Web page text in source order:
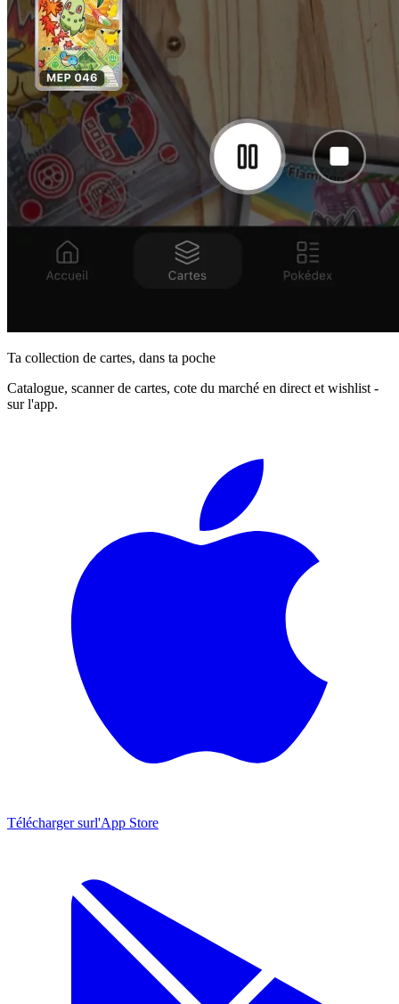
Ta collection de cartes, dans ta poche
Catalogue, scanner de cartes, cote du marché en direct et wishlist -
sur l'app.
Télécharger surl'App Store